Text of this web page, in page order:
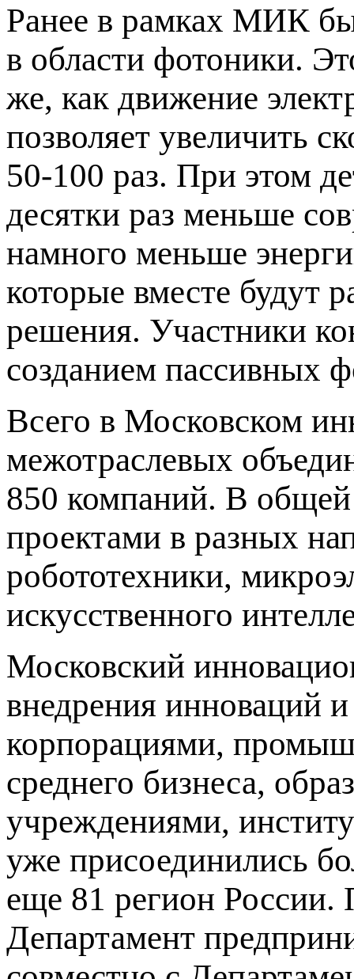
Ранее в рамках МИК
в области фотоники.
же, как движение
позволяет увеличить
50-100 раз. При этом
десятки раз меньше
намного меньше
которые вместе будут
решения. Участники
созданием пассивных
Всего в Московском
межотраслевых
850 компаний. В общей
проектами в разных
робототехники,
искусственного
Московский
внедрения инноваций
корпорациями,
среднего бизнеса,
учреждениями,
уже присоединились
еще 81 регион России.
Департамент